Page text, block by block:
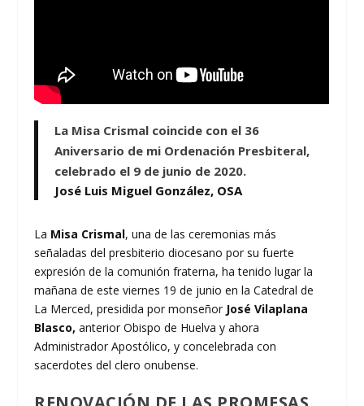
La Misa Crismal coincide con el 36
Aniversario de mi Ordenación Presbiteral,
celebrado el 9 de junio de 2020.
José Luis Miguel González, OSA
La Misa Crismal, una de las ceremonias más
señaladas del presbiterio diocesano por su fuerte
expresión de la comunión fraterna, ha tenido lugar la
mañana de este viernes 19 de junio en la Catedral de
La Merced, presidida por monseñor José Vilaplana
Blasco, anterior Obispo de Huelva y ahora
Administrador Apostólico, y concelebrada con
sacerdotes del clero onubense.